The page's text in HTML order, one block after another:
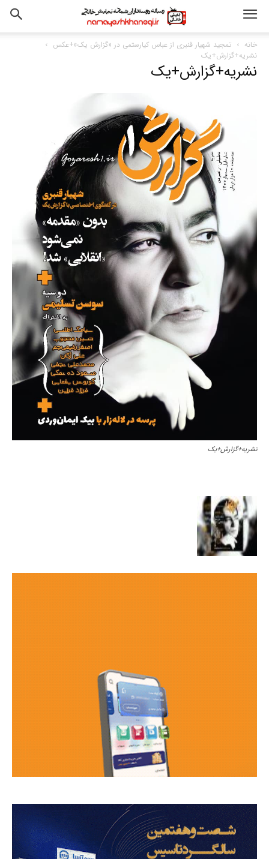
خانه
تمجید شهیار قنبری از عباس کیارستمی در «گزارش یک»+عکس
نشریه+گزارش+یک
نشریه+گزارش+یک
نشریه+گزارش+یک